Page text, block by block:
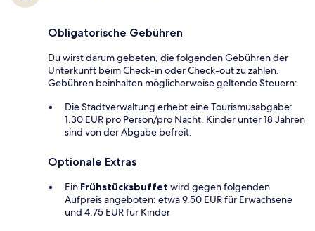
Obligatorische Gebühren
Du wirst darum gebeten, die folgenden Gebühren der
Unterkunft beim Check-in oder Check-out zu zahlen.
Gebühren beinhalten möglicherweise geltende Steuern:
Die Stadtverwaltung erhebt eine Tourismusabgabe:
1.30 EUR pro Person/pro Nacht. Kinder unter 18 Jahren
sind von der Abgabe befreit.
Optionale Extras
Ein Frühstücksbuffet wird gegen folgenden
Aufpreis angeboten: etwa 9.50 EUR für Erwachsene
und 4.75 EUR für Kinder